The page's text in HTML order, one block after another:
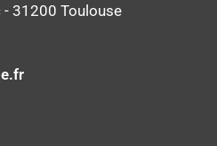
31200 Toulouse